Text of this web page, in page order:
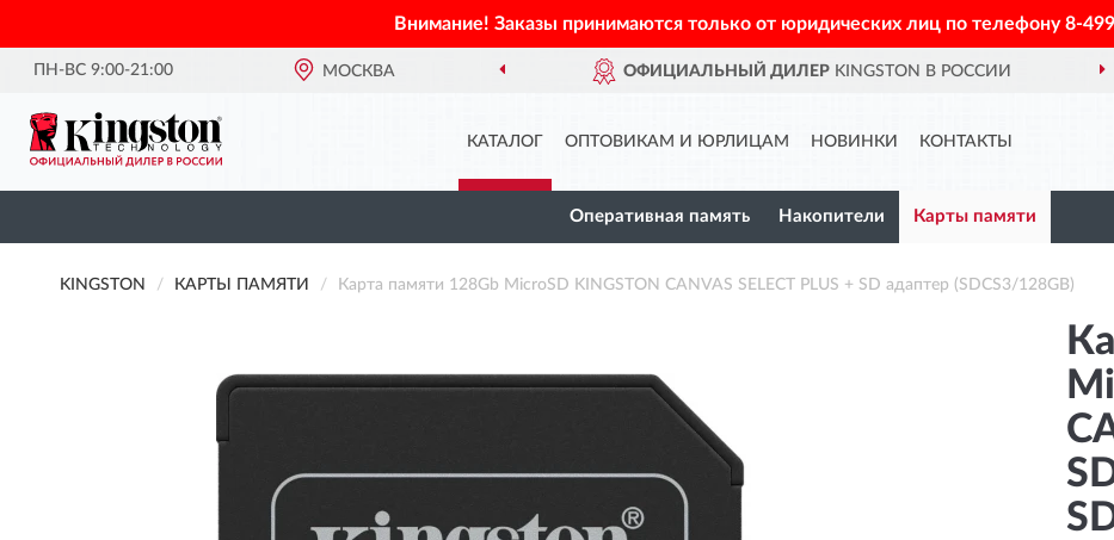
Внимание! Заказы принимаются только от юридических лиц по телефону8-
ПН-ВС 9:00-21:00 МОСКВА ОФИЦИАЛЬНЫЙ ДИЛЕР KINGSTON В РОССИИ
КАТАЛОГ ОПТОВИКАМ И ЮРЛИЦАМ НОВИНКИ КОНТАКТЫ
Оперативная память Накопители Карты памяти
KINGSTON КАРТЫ ПАМЯТИ Карта памяти 128Gb MicroSD KINGSTON CANVAS SELECT PLUS + SD адаптер (SDCS3/128GB)